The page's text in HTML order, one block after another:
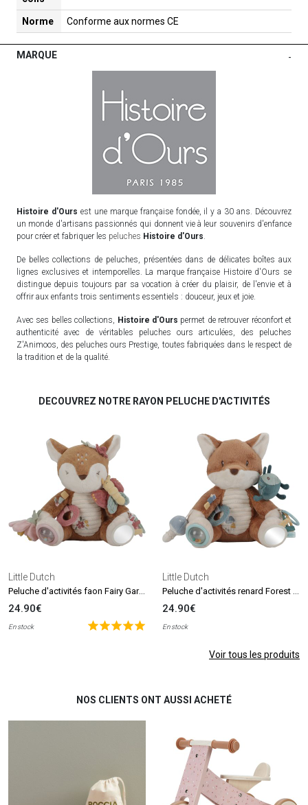
Norme Conforme aux normes CE
MARQUE -
Histoire d'Ours est une marque française fondée, il y a 30 ans. Découvrez
un monde d'artisans passionnés qui donnent vie à leur souvenirs d'enfance
pour créer et fabriquer les peluches Histoire d'Ours
De belles collections de peluches, présentées dans de délicates boîtes aux
lignes exclusives et intemporelles. La marque française Histoire d'Ours se
distingue depuis toujours par sa vocation à créer du plaisir, de l'envie et à
offrir aux enfants trois sentiments essentiels : douceur, jeux et joie.
Avec ses belles collections, Histoire d'Ours permet de retrouver réconfort et
authenticité avec de véritables peluches ours articulées, des peluches
Z'Animoos, des peluches ours Prestige, toutes fabriquées dans le respect de
la tradition et de la qualité.
DECOUVREZ NOTRE RAYON PELUCHE D'ACTIVITÉS
Little Dutch
Peluche d'activités faon Fairy Garden
24.90€
En stock
Little Dutch
24.90€
En stock
Voir tous les produits
NOS CLIENTS ONT AUSSI ACHETÉ